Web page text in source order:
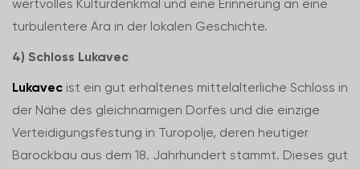
wertvolles Kulturdenkmal und eine Erinnerung an eine
turbulentere Ära in der lokalen Geschichte.
4) Schloss Lukavec
Lukavec ist ein gut erhaltenes mittelalterliche Schloss in
der Nähe des gleichnamigen Dorfes und die einzige
Verteidigungsfestung in Turopolje, deren heutiger
Barockbau aus dem 18. Jahrhundert stammt. Dieses gut